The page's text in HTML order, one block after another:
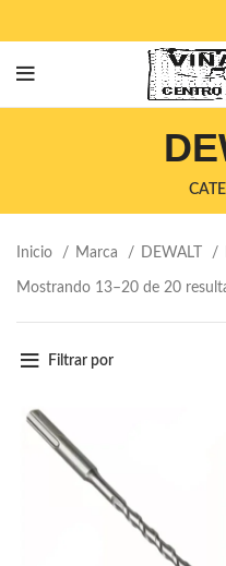
Inicio Marca DEWALT
Mostrando 13–20 de 20
Filtrar por